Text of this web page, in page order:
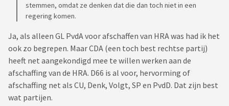
stemmen, omdat ze denken dat die dan toch niet in een
regering komen.
Ja, als alleen GL PvdA voor afschaffen van HRA was had ik het
ook zo begrepen. Maar CDA (een toch best rechtse partij)
heeft net aangekondigd mee te willen werken aan de
afschaffing van de HRA. D66 is al voor, hervorming of
afschaffing net als CU, Denk, Volgt, SP en PvdD. Dat zijn best
wat partijen.